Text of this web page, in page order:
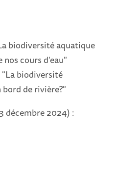
biodiversité aquatique
cours d'eau"
"La biodiversité
de rivière?"
décembre 2024) :